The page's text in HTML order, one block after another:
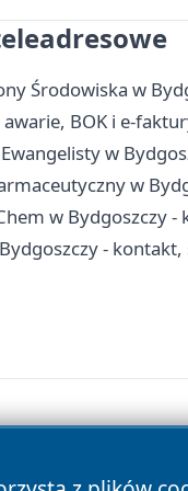
Środowiska w
BOK i e-
Ewangelisty w
w
w Bydgoszczy
-